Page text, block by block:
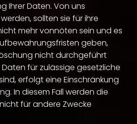
Ihrer Daten. Von uns
sollten sie für ihre
mehr vonnöten sein und es
geben,
nicht durchgeführt
für zulässige gesetzliche
erfolgt eine Einschränkung
In diesem Fall werden die
für andere Zwecke